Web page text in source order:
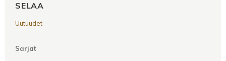
SELAA
Uutuudet
Sarjat